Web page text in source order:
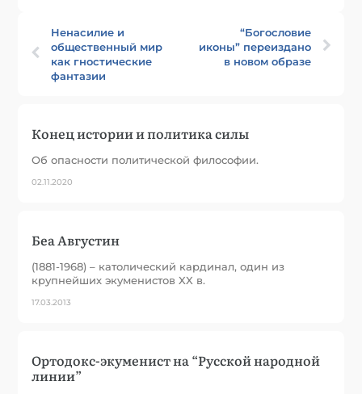
Ненасилие и
общественный мир
как гностические
фантазии
“Богословие
иконы” переиздано
в новом образе
Конец истории и политика силы
Об опасности политической философии.
02.11.2020
Беа Августин
(1881-1968) – католический кардинал, один из
крупнейших экуменистов XX в.
17.03.2013
Ортодокс-экуменист на “Русской народной
линии”